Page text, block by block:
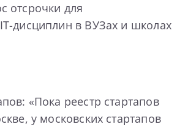
отсрочки для
дисциплин в ВУЗах и школах
«Пока реестр стартапов
у московских стартапов